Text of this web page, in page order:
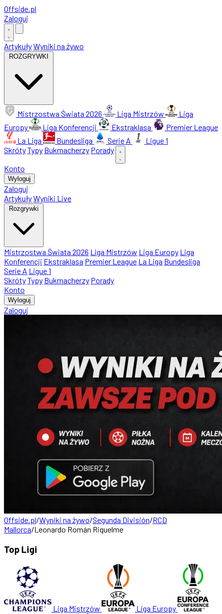
Offside.pl
Zaloguj
ArtykułyWyniki na żywo
ROZGRYWKI
Mistrzostwa Świata 2026 Liga Mistrzów
Liga
Europy
Liga Konferencji Ekstraklasa
Premier League
La Liga
Bundesliga Serie A
Ligue 1
SkrótyTypy Bukmacherzy Porady
Konto
Wyloguj
Zaloguj
ArtykułyWyniki Live
Rozgrywki
Mistrzostwa Świata 2026 Liga Mistrzów Liga Europy Liga
Konferencji Ekstraklasa Premier League La Liga Bundesliga
Serie A Ligue 1
SkrótyTypy Bukmacherzy Porady
Konto
Wyloguj
Zaloguj
Offside.pl/Wyniki na żywo/Segunda División/RCD
Mallorca/Leonardo Román Riquelme
Top Ligi
Liga Mistrzów Liga Europy